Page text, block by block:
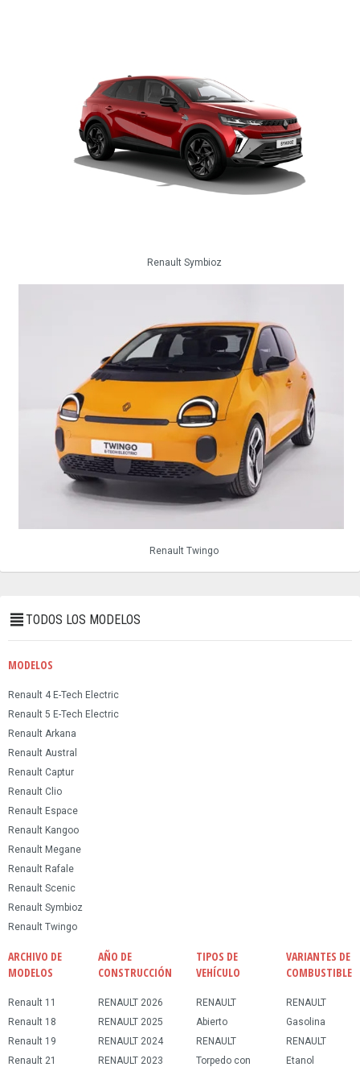
Renault Symbioz
Renault Twingo
TODOS LOS MODELOS
MODELOS
Renault 4 E-Tech Electric
Renault 5 E-Tech Electric
Renault Arkana
Renault Austral
Renault Captur
Renault Clio
Renault Espace
Renault Kangoo
Renault Megane
Renault Rafale
Renault Scenic
Renault Symbioz
Renault Twingo
ARCHIVO DE
MODELOS
Renault 11
Renault 18
Renault 19
Renault 21
AÑO DE
CONSTRUCCIÓN
RENAULT 2026
RENAULT 2025
RENAULT 2024
RENAULT 2023
TIPOS DE
VEHÍCULO
RENAULT
Abierto
RENAULT
Torpedo con
VARIANTES DE
COMBUSTIBLE
RENAULT
Gasolina
RENAULT
Etanol